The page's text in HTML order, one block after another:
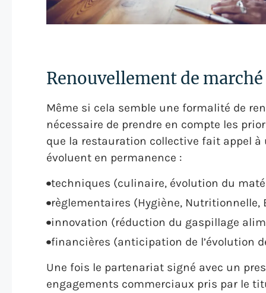
Renouvellement de
Même si cela semble une formalité de
nécessaire de prendre en compte les
que la restauration collective fait appel
évoluent en permanence :
techniques (culinaire, évolution du
règlementaires (Hygiène, Nutritionnelle,
innovation (réduction du gaspillage
financières (anticipation de l’évolution
Une fois le partenariat signé avec un
engagements commerciaux pris par le